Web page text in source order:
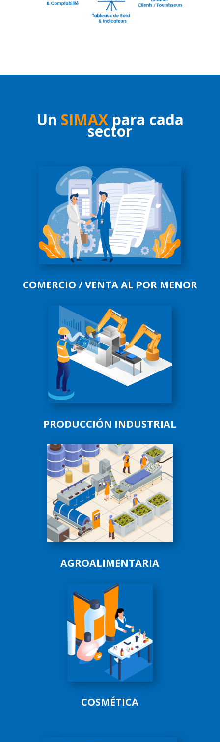
Un SIMAXpara cada
sector
COMERCIO / VENTA AL POR MENOR
PRODUCCIÓN INDUSTRIAL
AGROALIMENTARIA
COSMÉTICA